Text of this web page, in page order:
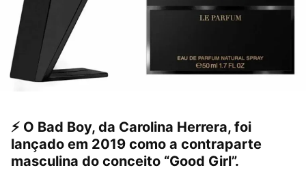
⚡ O Bad Boy, da Carolina Herrera, foi
lançado em 2019 como a contraparte
masculina do conceito “Good Girl”.